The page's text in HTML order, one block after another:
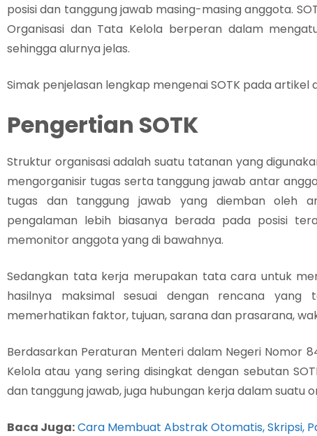
posisi dan tanggung jawab masing-masing anggota.
Organisasi dan Tata Kelola berperan dalam
sehingga alurnya jelas.
Simak penjelasan lengkap mengenai SOTK pada artikel
Pengertian SOTK
Struktur organisasi adalah suatu tatanan yang
mengorganisir tugas serta tanggung jawab antar
tugas dan tanggung jawab yang diemban oleh
pengalaman lebih biasanya berada pada posisi
memonitor anggota yang di bawahnya.
Sedangkan tata kerja merupakan tata cara untuk
hasilnya maksimal sesuai dengan rencana
memerhatikan faktor, tujuan, sarana dan prasarana,
Berdasarkan Peraturan Menteri dalam Negeri Nomor
Kelola atau yang sering disingkat dengan sebutan
dan tanggung jawab, juga hubungan kerja dalam suatu
Baca Juga:Cara Membuat Abstrak Otomatis, Skripsi,